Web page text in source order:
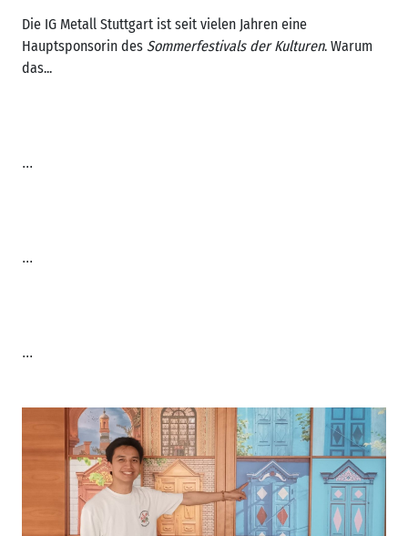
Die IG Metall Stuttgart ist seit vielen Jahren eine
Hauptsponsorin des Sommerfestivals der Kulturen. Warum
das...
...
...
...